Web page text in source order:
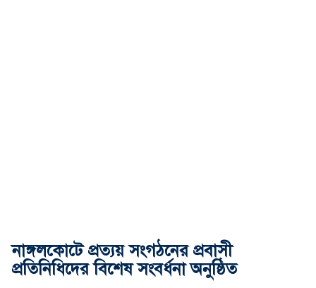
নাঙ্গলকোটে প্রত্যয় সংগঠনের প্রবাসী
প্রতিনিধিদের বিশেষ সংবর্ধনা অনুষ্ঠিত